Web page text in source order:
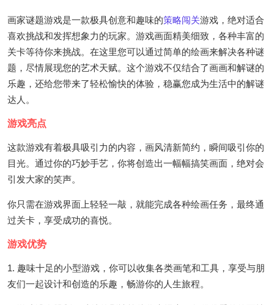
画家谜题游戏是一款极具创意和趣味的策略闯关游戏，绝对适合
喜欢挑战和发挥想象力的玩家。游戏画面精美细致，各种丰富的
关卡等待你来挑战。在这里您可以通过简单的绘画来解决各种谜
题，尽情展现您的艺术天赋。这个游戏不仅结合了画画和解谜的
乐趣，还给您带来了轻松愉快的体验，稳赢您成为生活中的解谜
达人。
游戏亮点
这款游戏有着极具吸引力的内容，画风清新简约，瞬间吸引你的
目光。通过你的巧妙手艺，你将创造出一幅幅搞笑画面，绝对会
引发大家的笑声。
你只需在游戏界面上轻轻一敲，就能完成各种绘画任务，最终通
过关卡，享受成功的喜悦。
游戏优势
1. 趣味十足的小型游戏，你可以收集各类画笔和工具，享受与朋
友们一起设计和创造的乐趣，畅游你的人生旅程。